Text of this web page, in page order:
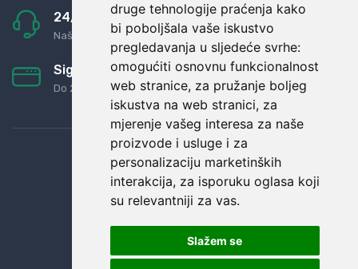
druge tehnologije praćenja kako
bi poboljšala vaše iskustvo
pregledavanja u sljedeće svrhe:
omogućiti osnovnu funkcionalnost
web stranice, za pružanje boljeg
iskustva na web stranici, za
mjerenje vašeg interesa za naše
proizvode i usluge i za
personalizaciju marketinških
interakcija, za isporuku oglasa koji
su relevantniji za vas.
Slažem se
24/7 odlična podrška
Naši agenti uvijek na raspolaganju
Sigurno obročno plaćanje
Do 24 rata bez kamata